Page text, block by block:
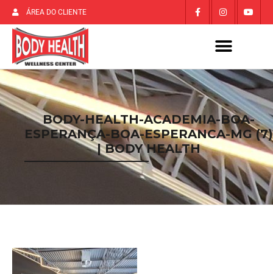
ÁREA DO CLIENTE
BODY-HEALTH-ACADEMIA-BOA-
ESPERANÇA-BOA-ESPERANCA-MG (7)
| BODY HEALTH